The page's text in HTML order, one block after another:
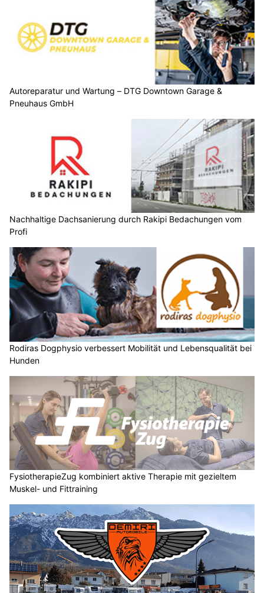
Autoreparatur und Wartung – DTG Downtown Garage &
Pneuhaus GmbH
Nachhaltige Dachsanierung durch Rakipi Bedachungen vom
Profi
Rodiras Dogphysio verbessert Mobilität und Lebensqualität bei
Hunden
FysiotherapieZug kombiniert aktive Therapie mit gezieltem
Muskel- und Fittraining